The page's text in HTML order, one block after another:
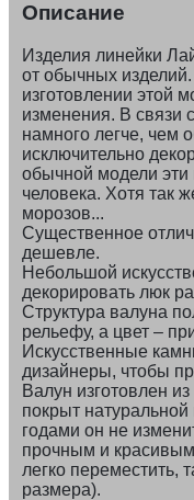
Описание
Изделия линейки
от обычных
изготовлении этой
изменения. В связи
намного легче, чем
исключительно
обычной модели
человека. Хотя так
морозов...
Существенное
дешевле.
Небольшой
декорировать люк
Структура валуна
рельефу, а цвет –
Искусственные
дизайнеры, чтобы
Валун изготовлен
покрыт
годами он не
прочным и
легко переместить,
размера).